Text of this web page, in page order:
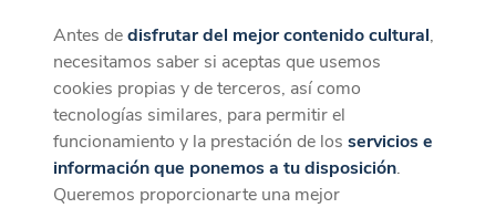
CaixaForum+
La mejor experiencia desde la App
Descargar
Antes dedisfrutar del mejor contenido cultural,
necesitamos saber si aceptas que usemos
cookies propias y de terceros, así como
tecnologías similares, para permitir el
funcionamiento y la prestación de losservicios e
información que ponemos a tu disposición.
Queremos proporcionarte una mejor